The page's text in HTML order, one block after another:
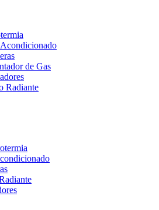
de Gas
Radiante